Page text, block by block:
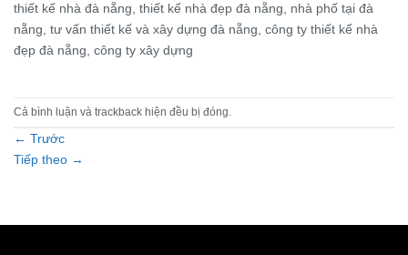
thiết kế nhà đà nẵng, thiết kế nhà đẹp đà nẵng, nhà phố tại đà
nẵng, tư vấn thiết kế và xây dựng đà nẵng, công ty thiết kế nhà
đẹp đà nẵng, công ty xây dựng
Cả bình luận và trackback hiện đều bị đóng.
← Trước
Tiếp theo →